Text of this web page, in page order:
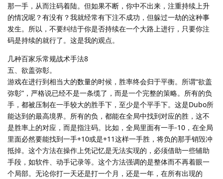
那一手，从而注码着陆。但如果不断，你中不出来，注重持续上升
的情况呢？有没有？我就经常有下注不成功，但躲过一劫的这种事
发生。所以，不要纠结于你是否持续在一个大路上进行，只要你注
码是持续的就行了。这是我的观点。
几种百家乐常规战术手法8
五、欲盖弥彰。
游戏在进行到相当大的数量的时候，胜率终会归于平衡。所谓“欲盖
弥彰”，严格说已经不是一条缆了，而是一个完整的策略。所有的负
手，都被压制在一手较大的胜手下，至少是个平手下。这是Dubo所
能达到的最高境界。所有的负，都能在全局中找到对应的胜，这不
是胜率上的对应，而是指注码。比如，全局里面有一手-10，在全局
里面必然要能找到一手+10或是+11这样一手胜，将负的那手销毁冲
抵掉。这个方法在操作上凭记忆是无法实现的，必须借助一些辅助
手段，如软件、动手记录等。这个方法强调的是整体而不再着眼一
个局部。无论你打一天还是打一个月，还是一年，在所有出现的